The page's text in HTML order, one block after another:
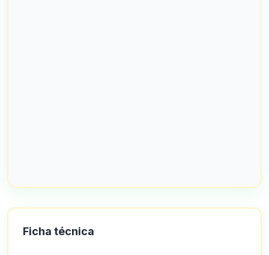
Ficha técnica